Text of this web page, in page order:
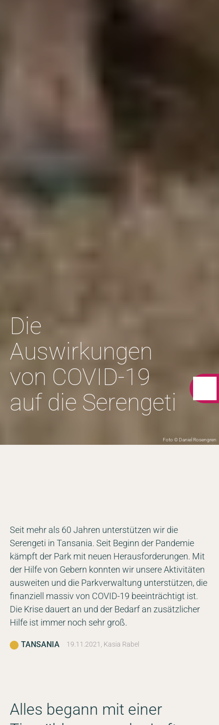
Foto © Daniel Rosengren
Die
Auswirkungen
von COVID-19
auf die Serengeti
Seit mehr als 60 Jahren unterstützen wir die
Serengeti in Tansania. Seit Beginn der Pandemie
kämpft der Park mit neuen Herausforderungen. Mit
der Hilfe von Gebern konnten wir unsere Aktivitäten
ausweiten und die Parkverwaltung unterstützen, die
finanziell massiv von COVID-19 beeinträchtigt ist.
Die Krise dauert an und der Bedarf an zusätzlicher
Hilfe ist immer noch sehr groß.
TANSANIA 19.11.2021, Kasia Rabel
Alles begann mit einer